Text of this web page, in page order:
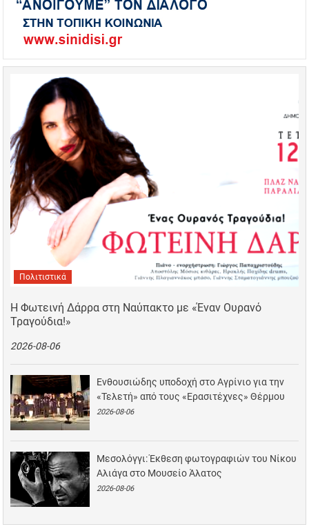
Πολιτιστικά
Η Φωτεινή Δάρρα στη Ναύπακτο με «Έναν Ουρανό
Τραγούδια!»
2026-08-06
Ενθουσιώδης υποδοχή στο Αγρίνιο για την
«Τελετή» από τους «Ερασιτέχνες» Θέρμου
2026-08-06
Μεσολόγγι: Έκθεση φωτογραφιών του Νίκου
Αλιάγα στο Μουσείο Άλατος
2026-08-06